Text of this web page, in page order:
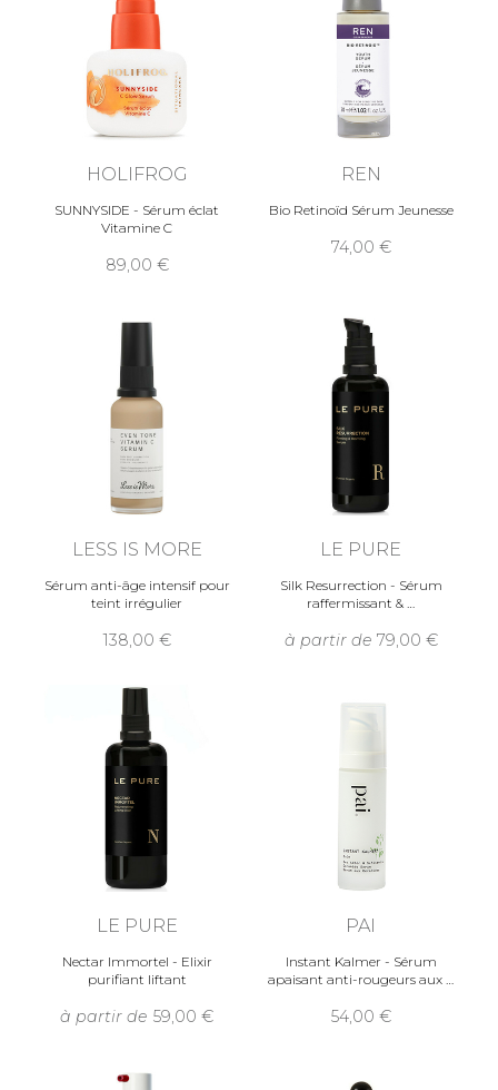
HOLIFROG
SUNNYSIDE - Sérum éclat
Vitamine C
89,00
REN
Bio Retinoïd Sérum Jeunesse
74,00
LESS IS MORE
Sérum anti-âge intensif pour
teint irrégulier
138,00
LE PURE
Silk Resurrection - Sérum
raffermissant &
à partir de 79,00
LE PURE
Nectar Immortel - Elixir
purifiant liftant
à partir de 59,00
PAI
Instant Kalmer - Sérum
apaisant anti-rougeurs aux
54,00